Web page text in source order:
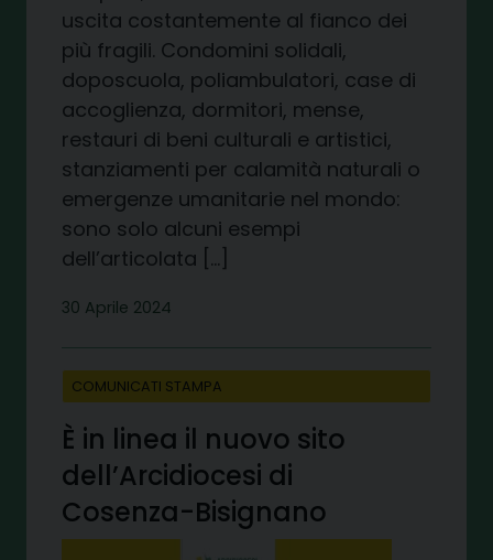
uscita costantemente al fianco dei
più fragili. Condomini solidali,
doposcuola, poliambulatori, case di
accoglienza, dormitori, mense,
restauri di beni culturali e artistici,
stanziamenti per calamità naturali o
emergenze umanitarie nel mondo:
sono solo alcuni esempi
dell’articolata […]
30 Aprile 2024
COMUNICATI STAMPA
È in linea il nuovo sito
dell’Arcidiocesi di
Cosenza-Bisignano